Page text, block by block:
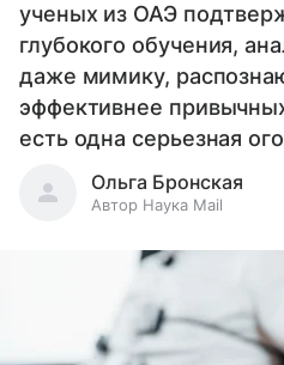
ученых из ОАЭ
глубокого обучения,
даже мимику,
эффективнее
есть одна серьезная
Ольга Бронская
Автор Наука Mail